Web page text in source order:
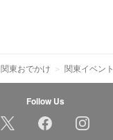
関東おでかけ 関東イベント
Follow Us